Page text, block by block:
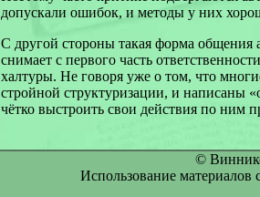
допускали ошибок, и методы у них
С другой стороны такая форма общения
снимает с первого часть
халтуры. Не говоря уже о том, что
стройной структуризации, и написаны
чётко выстроить свои действия по ним
©
Использование материалов